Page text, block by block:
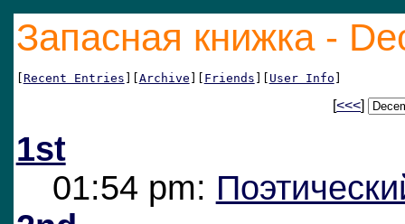
Запасная книжка -
[Recent Entries ][Archive ][ Friends ][ User Info ]
[<<<]
1st
01:54 pm: